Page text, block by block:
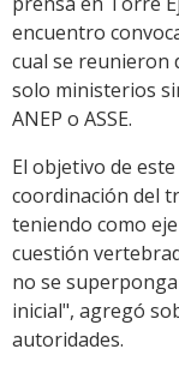
encuentro
cual se reunieron
solo ministerios
ANEP o ASSE.
El objetivo de
coordinación del
teniendo como
cuestión
no se
inicial", agregó
autoridades.